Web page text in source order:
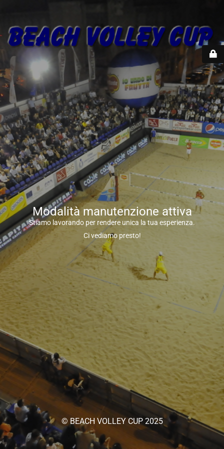
Modalità manutenzione attiva
Stiamo lavorando per rendere unica la tua esperienza.
Ci vediamo presto!
© BEACH VOLLEY CUP 2025